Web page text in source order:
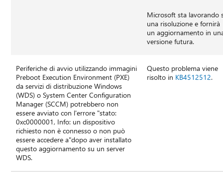
Microsoft sta lavorando
una risoluzione e fornirà
un aggiornamento in
versione futura.
Periferiche di avvio utilizzando immagini
Preboot Execution Environment (PXE)
da servizi di distribuzione Windows
(WDS) o System Center Configuration
Manager (SCCM) potrebbero non
essere avviato con l'errore "stato:
0xc0000001, Info: un dispositivo
richiesto non è connesso o non può
essere accedere a"dopo aver installato
questo aggiornamento su un server
WDS.
Questo problema viene
risolto in KB4512512.